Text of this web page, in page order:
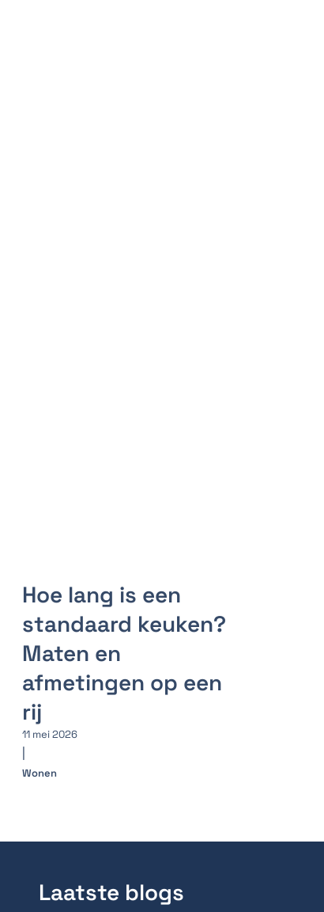
Hoe lang is een
standaard keuken?
Maten en
afmetingen op een
rij
11 mei 2026
Wonen
Laatste blogs